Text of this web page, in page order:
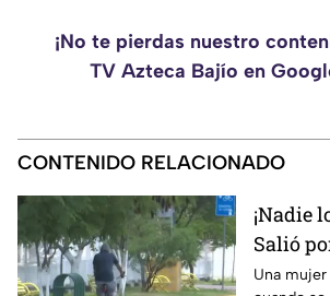
¡No te pierdas nuestro
TV Azteca Bajío en
CONTENIDO RELACIONADO
¡Nadie
Salió
nunca
Una